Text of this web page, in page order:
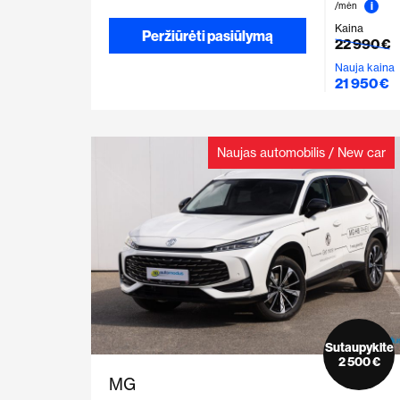
Peržiūrėti pasiūlymą
/mėn
i
Kaina
22 990 €
Nauja kaina
21 950 €
Naujas automobilis / New car
MG
Sutaupykite
2 500 €